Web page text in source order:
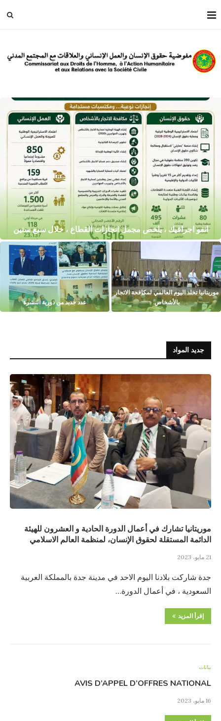
انفو اجرافيك ، يلخص مجمل انجازات القطاع ، خلال سبع سنين
موريتانيا تخلد اليوم العالمي لمكافحة الاتجار
بالأشخاص.
عدد جديد من دورية النشرة
جديد المواد
موريتانيا تشارك في أعمال الدورة الحادية و العشرون للهيئة
الدائمة المستقلة لحقوق الإنسان، لمنظمة العالم الاسلامي
21 مايو، 2023
جدة شاركت بلادنا اليوم الاحد في مدينة جدة بالمملكة العربية
السعودية ، في أعمال الدورة…
إقرأ المزيد
بيانات
AVIS D’APPEL D’OFFRES NATIONAL
16 مايو، 2023